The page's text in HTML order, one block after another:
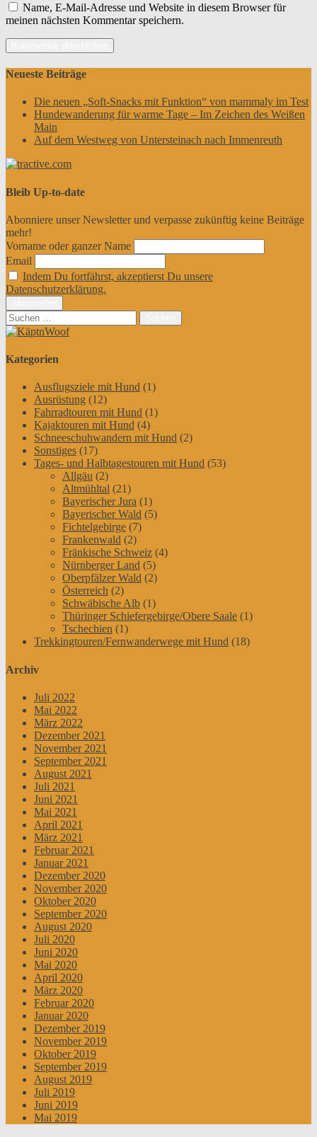
Name, E-Mail-Adresse und Website in diesem Browser für
meinen nächsten Kommentar speichern.
Neueste Beiträge
Die neuen „Soft-Snacks mit Funktion“ von mammaly im Test
Hundewanderung für warme Tage – Im Zeichen des Weißen
Main
Auf dem Westweg von Untersteinach nach Immenreuth
Bleib Up-to-date
Abonniere unser Newsletter und verpasse zukünftig keine Beiträge
mehr!
Vorname oder ganzer Name
Email
Indem Du fortfährst, akzeptierst Du unsere
Datenschutzerklärung.
Suchen
nach:
Kategorien
Ausflugsziele mit Hund (1)
Ausrüstung (12)
Fahrradtouren mit Hund (1)
Kajaktouren mit Hund (4)
Schneeschuhwandern mit Hund (2)
Sonstiges (17)
Tages- und Halbtagestouren mit Hund (53)
Allgäu (2)
Altmühltal (21)
Bayerischer Jura (1)
Bayerischer Wald (5)
Fichtelgebirge (7)
Frankenwald (2)
Fränkische Schweiz (4)
Nürnberger Land (5)
Oberpfälzer Wald (2)
Österreich (2)
Schwäbische Alb (1)
Thüringer Schiefergebirge/Obere Saale (1)
Tschechien (1)
Trekkingtouren/Fernwanderwege mit Hund (18)
Archiv
Juli 2022
Mai 2022
März 2022
Dezember 2021
November 2021
September 2021
August 2021
Juli 2021
Juni 2021
Mai 2021
April 2021
März 2021
Februar 2021
Januar 2021
Dezember 2020
November 2020
Oktober 2020
September 2020
August 2020
Juli 2020
Juni 2020
Mai 2020
April 2020
März 2020
Februar 2020
Januar 2020
Dezember 2019
November 2019
Oktober 2019
September 2019
August 2019
Juli 2019
Juni 2019
Mai 2019